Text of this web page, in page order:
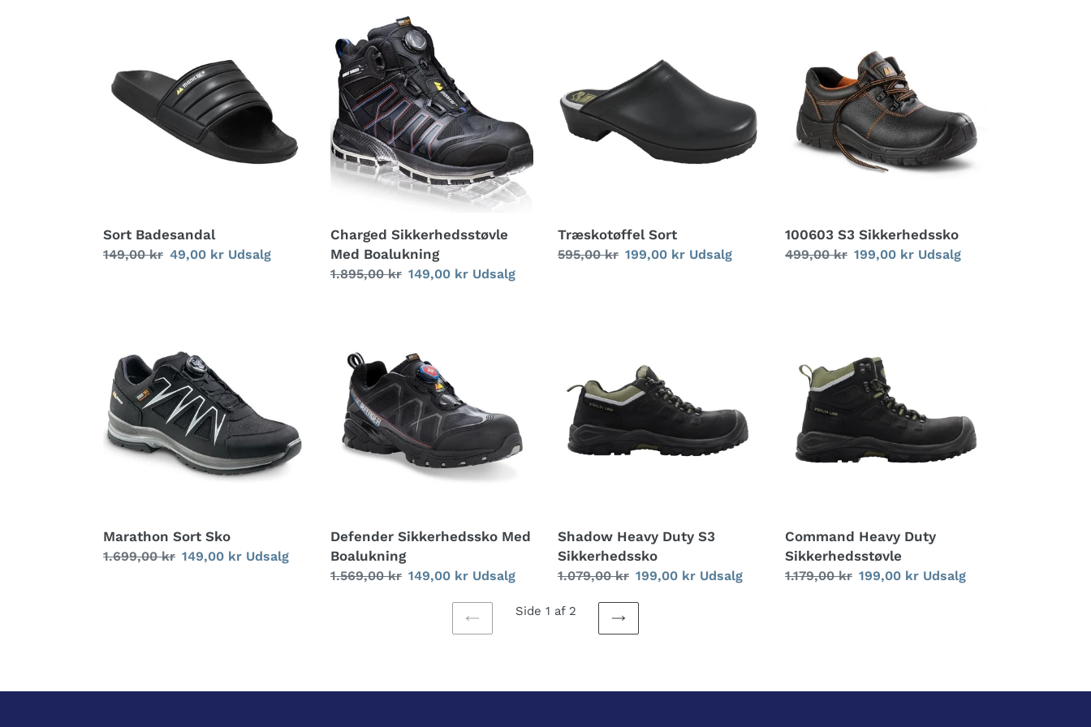
Sort Badesandal
Normalpris
149,00 kr Udsalgspris
49,00 kr Udsalg
Sikkerhedsstøvle
Med
Boalukning
Charged Sikkerhedsstøvle
Med Boalukning
Normalpris
1.895,00 kr Udsalgspris
149,00 kr Udsalg
Træskotøffel Sort
Normalpris
595,00 kr Udsalgspris
199,00 kr Udsalg
Sikkerhedssko
100603 S3 Sikkerhedssko
Normalpris
499,00 kr Udsalgspris
199,00 kr Udsalg
Sko
Marathon Sort Sko
Normalpris
1.699,00 kr Udsalgspris
149,00 kr Udsalg
Med
Boalukning
Defender Sikkerhedssko Med
Boalukning
Normalpris
1.569,00 kr Udsalgspris
149,00 kr Udsalg
Sikkerhedssko
Shadow Heavy Duty S3
Sikkerhedssko
Normalpris
1.079,00 kr Udsalgspris
199,00 kr Udsalg
Sikkerhedsstøvle
Command Heavy Duty
Sikkerhedsstøvle
Normalpris
1.179,00 kr Udsalgspris
199,00 kr Udsalg
FORRIGE
Side 1 af 2
NÆSTE